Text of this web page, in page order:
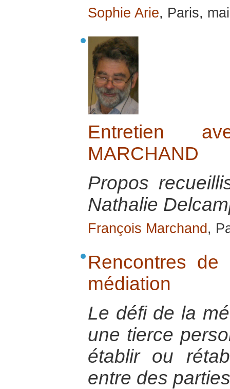
Sophie Arie, Paris,
Entretien
MARCHAND
Propos
Nathalie
François Marchand ,
Rencontres
médiation
Le défi de la
une tierce
établir ou
entre des